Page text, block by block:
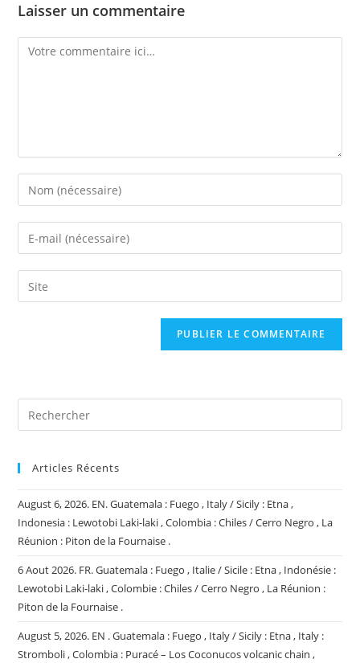
Laisser un commentaire
Comment
Enter
your
name
comment
Enter
your
email
address
Saisir
l’URL
Articles Récents
August 6, 2026. EN. Guatemala : Fuego , Italy / Sicily : Etna ,
Indonesia : Lewotobi Laki-laki , Colombia : Chiles / Cerro Negro , La
Réunion : Piton de la Fournaise .
6 Aout 2026. FR. Guatemala : Fuego , Italie / Sicile : Etna , Indonésie :
Lewotobi Laki-laki , Colombie : Chiles / Cerro Negro , La Réunion :
Piton de la Fournaise .
August 5, 2026. EN . Guatemala : Fuego , Italy / Sicily : Etna , Italy :
Stromboli , Colombia : Puracé – Los Coconucos volcanic chain ,